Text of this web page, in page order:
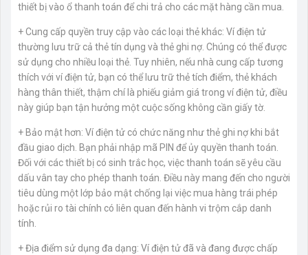
thiết bị vào ổ thanh toán để chi trả cho các mặt hàng cần mua.
+ Cung cấp quyền truy cập vào các loại thẻ khác: Ví điện tử
thường lưu trữ cả thẻ tín dụng và thẻ ghi nợ. Chúng có thể được
sử dụng cho nhiều loại thẻ. Tuy nhiên, nếu nhà cung cấp tương
thích với ví điện tử, bạn có thể lưu trữ thẻ tích điểm, thẻ khách
hàng thân thiết, thậm chí là phiếu giảm giá trong ví điện tử, điều
này giúp bạn tận hưởng một cuộc sống không cần giấy tờ.
+ Bảo mật hơn: Ví điện tử có chức năng như thẻ ghi nợ khi bắt
đầu giao dịch. Bạn phải nhập mã PIN để ủy quyền thanh toán.
Đối với các thiết bị có sinh trắc học, việc thanh toán sẽ yêu cầu
dấu vân tay cho phép thanh toán. Điều này mang đến cho người
tiêu dùng một lớp bảo mật chống lại việc mua hàng trái phép
hoặc rủi ro tài chính có liên quan đến hành vi trộm cắp danh
tính.
+ Địa điểm sử dụng đa dạng: Ví điện tử đã và đang được chấp